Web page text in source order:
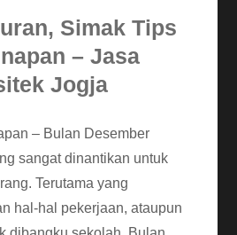
Simak Tips
– Jasa
Jogja
– Bulan Desember
sangat dinantikan untuk
Terutama yang
hal-hal pekerjaan, ataupun